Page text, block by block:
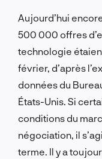
Aujourd’hui
500 000 offres
technologie
février, d’après
données du
États-Unis. Si
conditions du
négociation, il
terme. Il y a